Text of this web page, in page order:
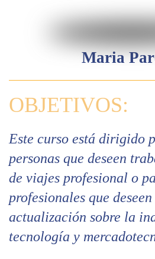
Maria
OBJETIVOS:
Este curso está dirigido
personas que deseen
de viajes profesional o
profesionales que
actualización sobre la
tecnología y